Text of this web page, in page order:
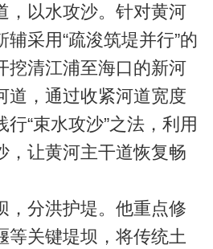
以水攻沙。针对黄河
采用“疏浚筑堤并行”的
挖清江浦至海口的新河
道，通过收紧河道宽度
“束水攻沙”之法，利用
，让黄河主干道恢复畅
分洪护堤。他重点修
等关键堤坝，将传统土